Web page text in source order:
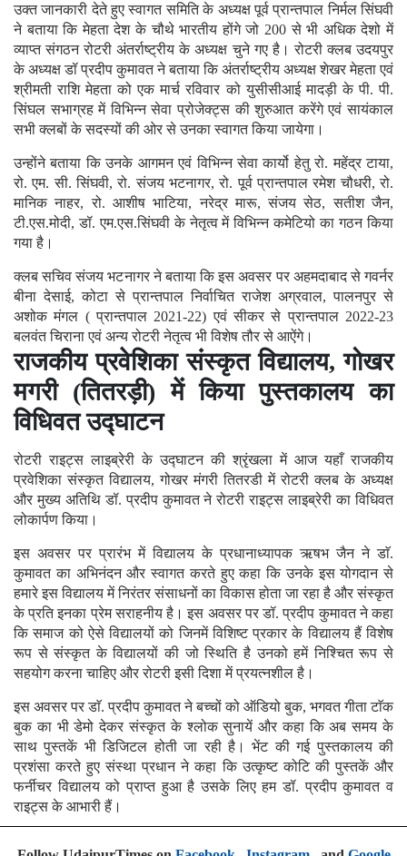
उक्त जानकारी देते हुए स्वागत समिति के अध्यक्ष पूर्व प्रान्तपाल निर्मल सिंघवी
ने बताया कि मेहता देश के चौथे भारतीय होंगे जो 200 से भी अधिक देशो में
व्याप्त संगठन रोटरी अंतर्राष्ट्रीय के अध्यक्ष चुने गए है। रोटरी क्लब उदयपुर
के अध्यक्ष डॉ प्रदीप कुमावत ने बताया कि अंतर्राष्ट्रीय अध्यक्ष शेखर मेहता एवं
श्रीमती राशि मेहता को एक मार्च रविवार को युसीसीआई मादड़ी के पी. पी.
सिंघल सभाग्रह में विभिन्न सेवा प्रोजेक्ट्स की शुरुआत करेंगे एवं सायंकाल
सभी क्लबों के सदस्यों की ओर से उनका स्वागत किया जायेगा।
उन्होंने बताया कि उनके आगमन एवं विभिन्न सेवा कार्यो हेतु रो. महेंद्र टाया,
रो. एम. सी. सिंघवी, रो. संजय भटनागर, रो. पूर्व प्रान्तपाल रमेश चौधरी, रो.
मानिक नाहर, रो. आशीष भाटिया, नरेद्र मारू, संजय सेठ, सतीश जैन,
टी.एस.मोदी, डॉ. एम.एस.सिंघवी के नेतृत्व में विभिन्न कमेटियो का गठन किया
गया है।
क्लब सचिव संजय भटनागर ने बताया कि इस अवसर पर अहमदाबाद से गवर्नर
बीना देसाई, कोटा से प्रान्तपाल निर्वाचित राजेश अग्रवाल, पालनपुर से
अशोक मंगल ( प्रान्तपाल 2021-22) एवं सीकर से प्रान्तपाल 2022-23
बलवंत चिराना एवं अन्य रोटरी नेतृत्व भी विशेष तौर से आऐंगे।
राजकीय प्रवेशिका संस्कृत विद्यालय, गोखर
मगरी (तितरड़ी) में किया पुस्तकालय का
विधिवत उद्घाटन
रोटरी राइट्स लाइब्रेरी के उद्घाटन की श्रृंखला में आज यहाँ राजकीय
प्रवेशिका संस्कृत विद्यालय, गोखर मंगरी तितरडी में रोटरी क्लब के अध्यक्ष
और मुख्य अतिथि डॉ. प्रदीप कुमावत ने रोटरी राइट्स लाइब्रेरी का विधिवत
लोकार्पण किया।
इस अवसर पर प्रारंभ में विद्यालय के प्रधानाध्यापक ऋषभ जैन ने डाॅ.
कुमावत का अभिनंदन और स्वागत करते हुए कहा कि उनके इस योगदान से
हमारे इस विद्यालय में निरंतर संसाधनों का विकास होता जा रहा है और संस्कृत
के प्रति इनका प्रेम सराहनीय है। इस अवसर पर डॉ. प्रदीप कुमावत ने कहा
कि समाज को ऐसे विद्यालयों को जिनमें विशिष्ट प्रकार के विद्यालय हैं विशेष
रूप से संस्कृत के विद्यालयों की जो स्थिति है उनको हमें निश्चित रूप से
सहयोग करना चाहिए और रोटरी इसी दिशा में प्रयत्नशील है।
इस अवसर पर डाॅ. प्रदीप कुमावत ने बच्चों को ऑडियो बुक, भगवत गीता टाॅक
बुक का भी डेमो देकर संस्कृत के श्लोक सुनायें और कहा कि अब समय के
साथ पुस्तकें भी डिजिटल होती जा रही है। भेंट की गई पुस्तकालय की
प्रशंसा करते हुए संस्था प्रधान ने कहा कि उत्कृष्ट कोटि की पुस्तकें और
फर्नीचर विद्यालय को प्राप्त हुआ है उसके लिए हम डॉ. प्रदीप कुमावत व
राइट्स के आभारी हैं।